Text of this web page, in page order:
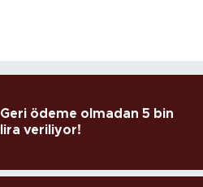
Geri ödeme olmadan 5 bin
lira veriliyor!